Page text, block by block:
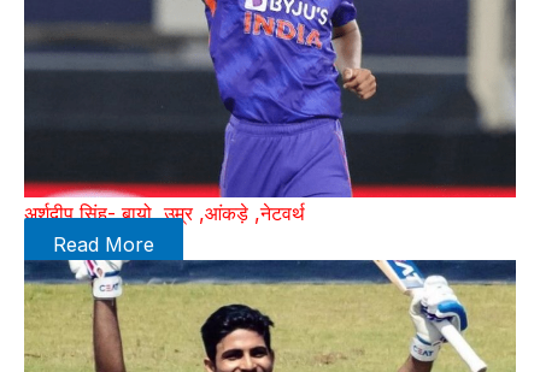
अर्शदीप सिंह- बायो ,उम्र ,आंकड़े ,नेटवर्थ
Read More